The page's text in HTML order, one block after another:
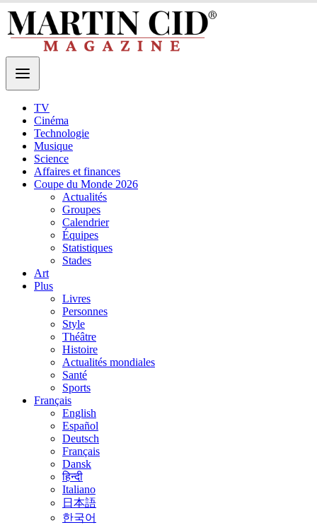
TV
Cinéma
Technologie
Musique
Science
Affaires et finances
Coupe du Monde 2026
Actualités
Groupes
Calendrier
Équipes
Statistiques
Stades
Art
Plus
Livres
Personnes
Style
Théâtre
Histoire
Actualités mondiales
Santé
Sports
Français
English
Español
Deutsch
Français
Dansk
हिन्दी
Italiano
日本語
한국어